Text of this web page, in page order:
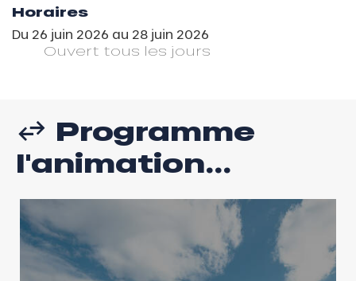
Horaires
Du 26 juin 2026 au 28 juin 2026
Ouvert tous les jours
Programme
l'animation...